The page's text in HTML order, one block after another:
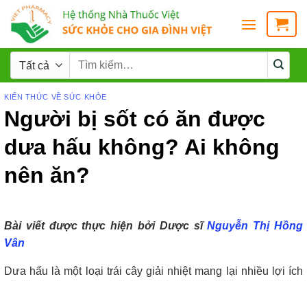
KIẾN THỨC VỀ SỨC KHỎE
Người bị sốt có ăn được
dưa hấu không? Ai không
nên ăn?
Bài viết được thực hiện bởi Dược sĩNguyễn Thị Hồng
Vân
Dưa hấu là một loại trái cây giải nhiệt mang lại nhiều lợi ích